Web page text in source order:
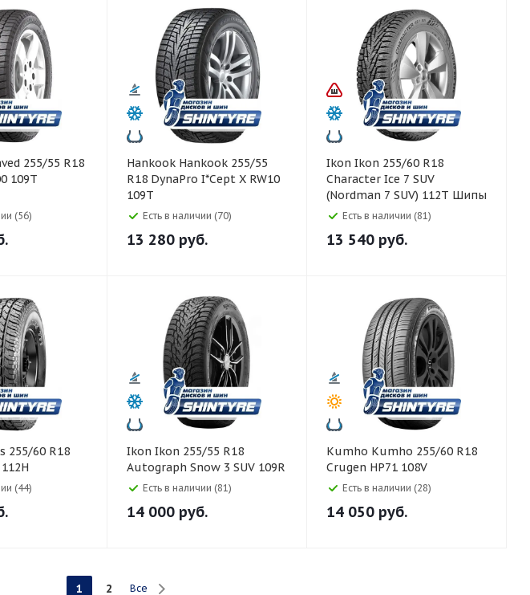
109T
(56)
Hankook Hankook 255/55
R18 DynaPro I*Cept X RW10
109T
Есть в наличии (70)
13 280 руб.
Ikon Ikon 255/60 R18
Character Ice 7 SUV
(Nordman 7 SUV) 112T Шипы
Есть в наличии (81)
13 540 руб.
(44)
Ikon Ikon 255/55 R18
Autograph Snow 3 SUV 109R
Есть в наличии (81)
14 000 руб.
Kumho Kumho 255/60 R18
Crugen HP71 108V
Есть в наличии (28)
14 050 руб.
1 2 Все